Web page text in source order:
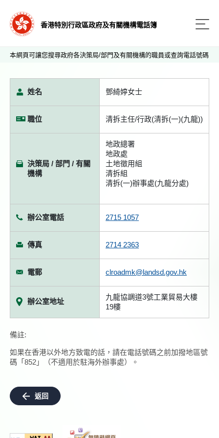
香港特別行政區政府及有關機構電話簿
本網頁可讓您搜尋政府各決策局/部門及有關機構的職員或查詢電話號碼
姓名 鄧綺婷女士
職位 清拆主任/行政(清拆(一)(九龍))
決策局 / 部門 / 有關
機構
地政總署
地政處
土地徵用組
清拆組
清拆(一)辦事處(九龍分處)
辦公室電話 2715 1057
傳真 2714 2363
電郵 clroadmk@landsd.gov.hk
辦公室地址
九龍協調道3號工業貿易大樓
19樓
備註:
如果在香港以外地方致電的話，請在電話號碼之前加撥地區號
碼「852」（不適用於駐海外辦事處）。
返回